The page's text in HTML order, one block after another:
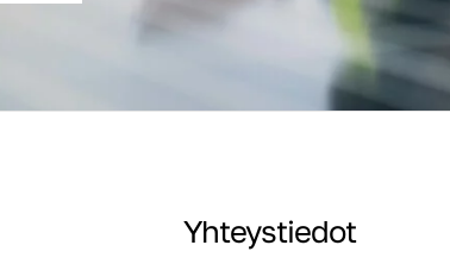
Yhteystiedot